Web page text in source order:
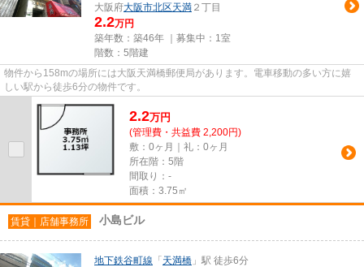
大阪府大阪市北区天満 ２丁目
2.2万円
築年数：築46年 ｜募集中： 1室
階数：5階建
物件から158mの場所には大阪天満橋郵便局があります。電車移動の多い方に嬉
しい駅から徒歩6分の物件です。
2.2万円
(管理費・共益費 2,200円)
敷：0ヶ月｜礼：0ヶ月
所在階：5階
間取り：-
面積：3.75㎡
賃貸｜店舗事務所 小島ビル
地下鉄谷町線 「 天満橋 」駅 徒歩6分